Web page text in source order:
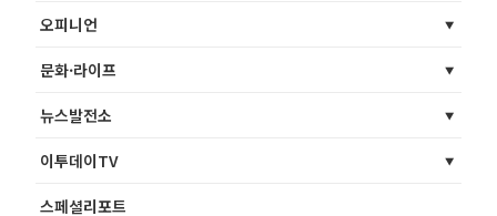
오피니언
문화·라이프
뉴스발전소
이투데이TV
스페셜리포트